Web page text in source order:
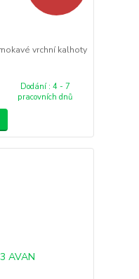
vrchní kalhoty
Dodání : 4 - 7
pracovních dnů